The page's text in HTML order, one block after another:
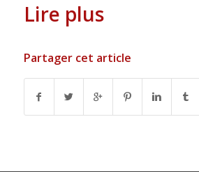
Lire plus
Partager cet article